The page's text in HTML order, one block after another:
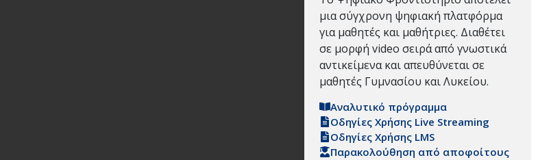
μια σύγχρονη ψηφιακή πλατφόρμα
για μαθητές και μαθήτριες. Διαθέτει
σε μορφή video σειρά από γνωστικά
αντικείμενα και απευθύνεται σε
μαθητές Γυμνασίου και Λυκείου.
Αναλυτικό πρόγραμμα
Οδηγίες Χρήσης Live Streaming
Οδηγίες Χρήσης LMS
Παρακολούθηση από αποφοίτους